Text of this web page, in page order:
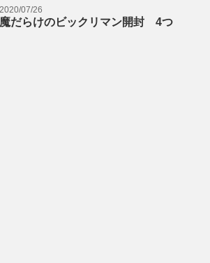
07/26
だらけのビックリマン開封 4つ